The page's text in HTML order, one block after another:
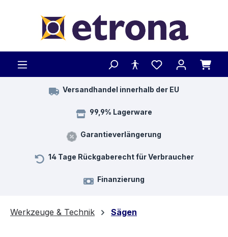
Versandhandel innerhalb der EU
99,9% Lagerware
Garantieverlängerung
14 Tage Rückgaberecht für Verbraucher
Finanzierung
Werkzeuge & Technik Sägen